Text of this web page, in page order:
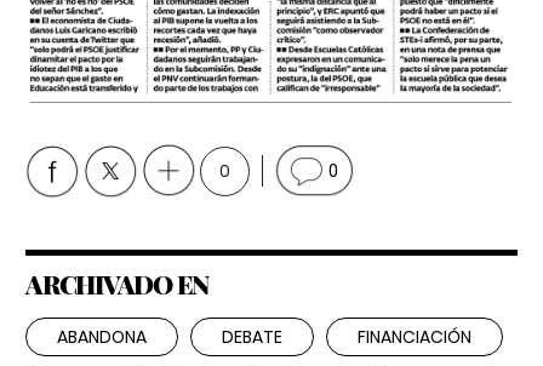
0 0
ARCHIVADO EN
ABANDONA DEBATE FINANCIACIÓN